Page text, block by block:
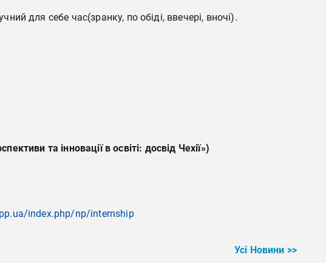
для себе час(зранку, по обіді, ввечері, вночі).
та інновації в освіті: досвід Чехії»)
index.php/np/internship
Усі Новини >>